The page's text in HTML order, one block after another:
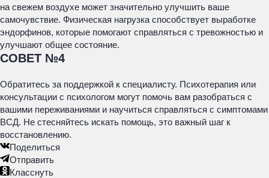
на свежем воздухе может значительно улучшить ваше
самочувствие. Физическая нагрузка способствует выработке
эндорфинов, которые помогают справляться с тревожностью и
улучшают общее состояние.
СОВЕТ №4
Обратитесь за поддержкой к специалисту. Психотерапия или
консультации с психологом могут помочь вам разобраться с
вашими переживаниями и научиться справляться с симптомами
ВСД. Не стесняйтесь искать помощь, это важный шаг к
восстановлению.
Поделиться
Отправить
Класснуть